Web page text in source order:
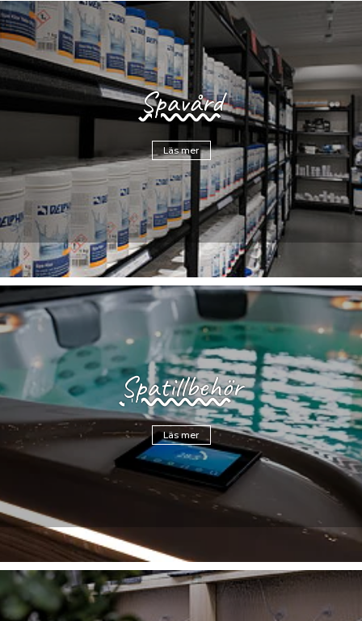
Spavård
Läs mer
Spatillbehör
Läs mer